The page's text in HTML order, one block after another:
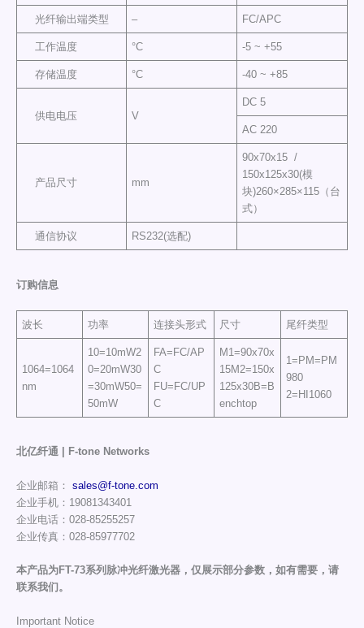
光纤输出端类型 – FC/APC
工作温度 °C -5 ~ +55
存储温度 °C -40 ~ +85
供电电压 V
DC 5
AC 220
产品尺寸 mm
90x70x15 /
150x125x30(模
块)260×285×115（台
式）
通信协议 RS232(选配)
订购信息
波长 功率 连接头形式 尺寸 尾纤类型
1064=1064
nm
10=10mW2
0=20mW30
=30mW50=
50mW
FA=FC/AP
C
FU=FC/UP
C
M1=90x70x
15M2=150x
125x30B=B
enchtop
1=PM=PM
980
2=HI1060
北亿纤通 | F-tone Networks
企业邮箱： sales@f-tone.com
企业手机：19081343401
企业电话：028-85255257
企业传真：028-85977702
本产品为FT-73系列脉冲光纤激光器，仅展示部分参数，如有需要，请
联系我们。
Important Notice